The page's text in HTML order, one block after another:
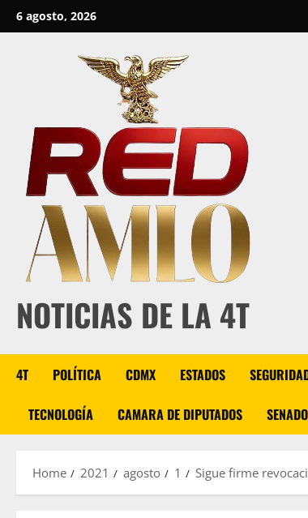
Skip
to
6 agosto, 2026
NOTICIAS DE LA 4T
4T POLÍTICA CDMX ESTADOS
TECNOLOGÍA CAMARA DE DIPUTADOS SENADO
Home 2021 agosto 1 Sigue firme